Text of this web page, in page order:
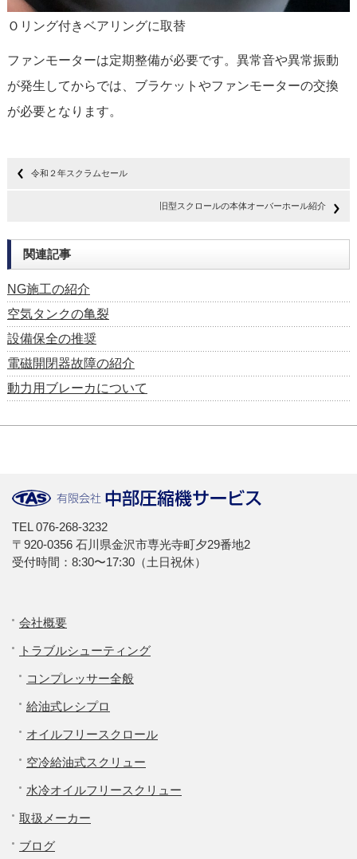
Ｏリング付きベアリングに取替
ファンモーターは定期整備が必要です。異常音や異常振動
が発生してからでは、ブラケットやファンモーターの交換
が必要となります。
令和２年スクラムセール
旧型スクロールの本体オーバーホール紹介
関連記事
NG施工の紹介
空気タンクの亀裂
設備保全の推奨
電磁開閉器故障の紹介
動力用ブレーカについて
TEL 076-268-3232
〒920-0356 石川県金沢市専光寺町夕29番地2
受付時間：8:30〜17:30（土日祝休）
会社概要
トラブルシューティング
コンプレッサー全般
給油式レシプロ
オイルフリースクロール
空冷給油式スクリュー
水冷オイルフリースクリュー
取扱メーカー
ブログ